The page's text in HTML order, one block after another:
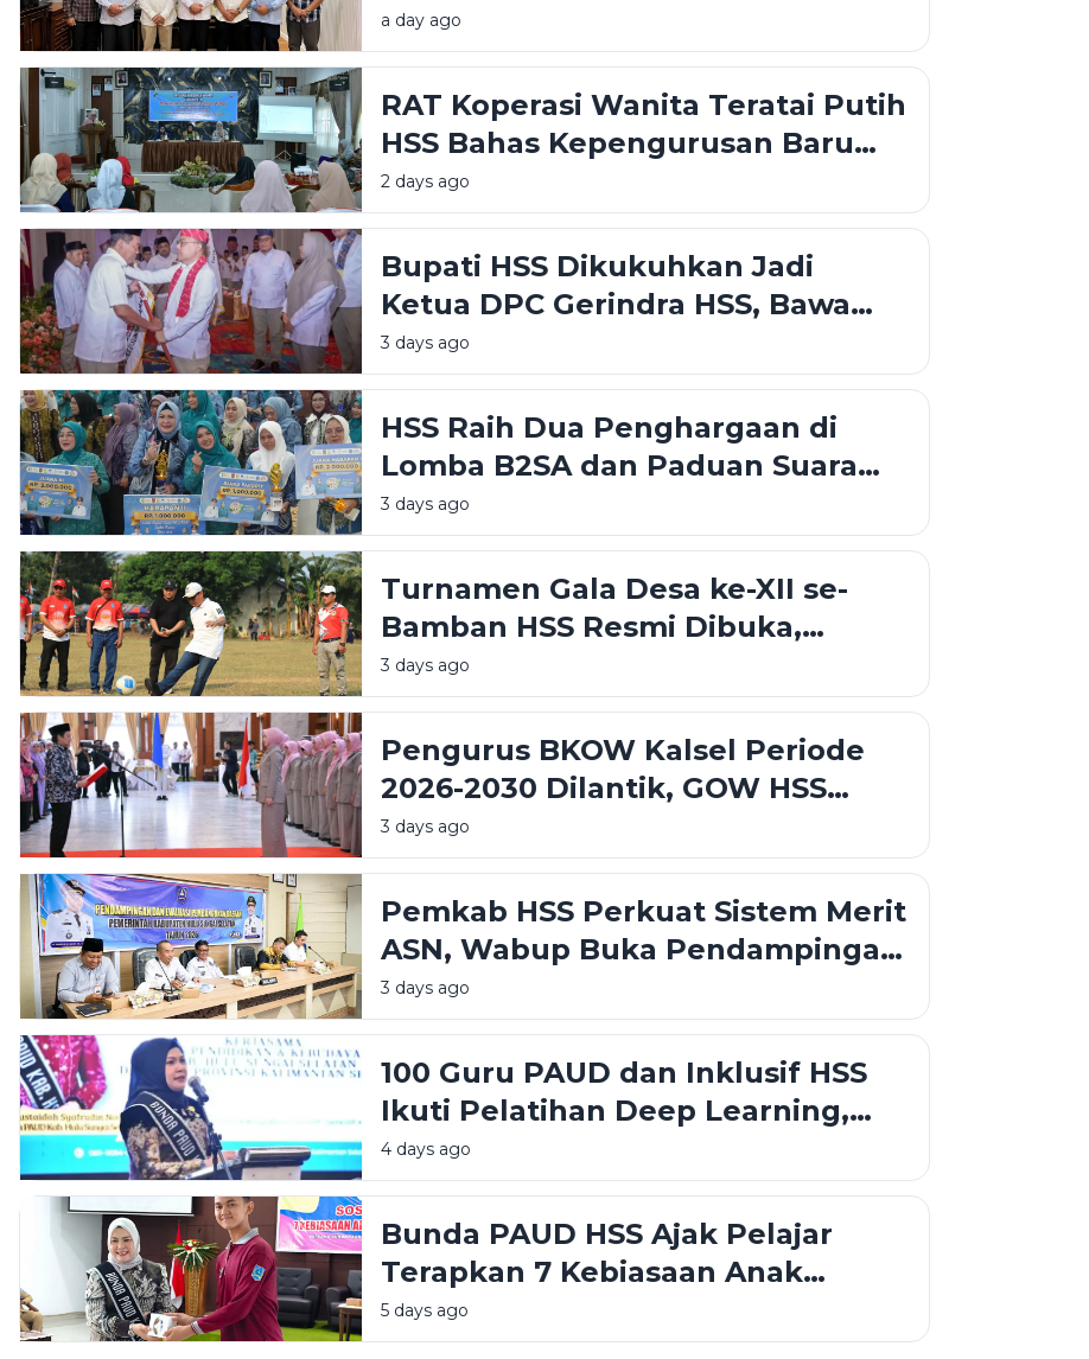
Pemerintahan dan Pelayanan
Publik
a day ago
RAT Koperasi Wanita Teratai Putih
HSS Bahas Kepengurusan Baru
dan Penguatan Ekonomi
Perempuan
2 days ago
Bupati HSS Dikukuhkan Jadi
Ketua DPC Gerindra HSS, Bawa
Amanah Baru Perkuat Konsolidasi
3 days ago
HSS Raih Dua Penghargaan di
Lomba B2SA dan Paduan Suara
Mars PKK Kalsel 2026
3 days ago
Turnamen Gala Desa ke-XII se-
Bamban HSS Resmi Dibuka,
Wabup Dorong Sportivitas dan
Potensi Desa
3 days ago
Pengurus BKOW Kalsel Periode
2026-2030 Dilantik, GOW HSS
Dorong Sinergi Pemberdayaan
Perempuan
3 days ago
Pemkab HSS Perkuat Sistem Merit
ASN, Wabup Buka Pendampingan
Manajemen Talenta untuk
Tingkatkan Profesionalisme
3 days ago
100 Guru PAUD dan Inklusif HSS
Ikuti Pelatihan Deep Learning,
Bunda PAUD Tekankan
Pendidikan Tanpa Diskriminasi
4 days ago
Bunda PAUD HSS Ajak Pelajar
Terapkan 7 Kebiasaan Anak
Hebat, Bangun Karakter Sejak Dini
5 days ago